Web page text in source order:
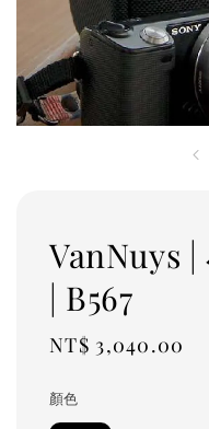
VanNuys
| B567
Regular
NT$ 3,040.00
顏色